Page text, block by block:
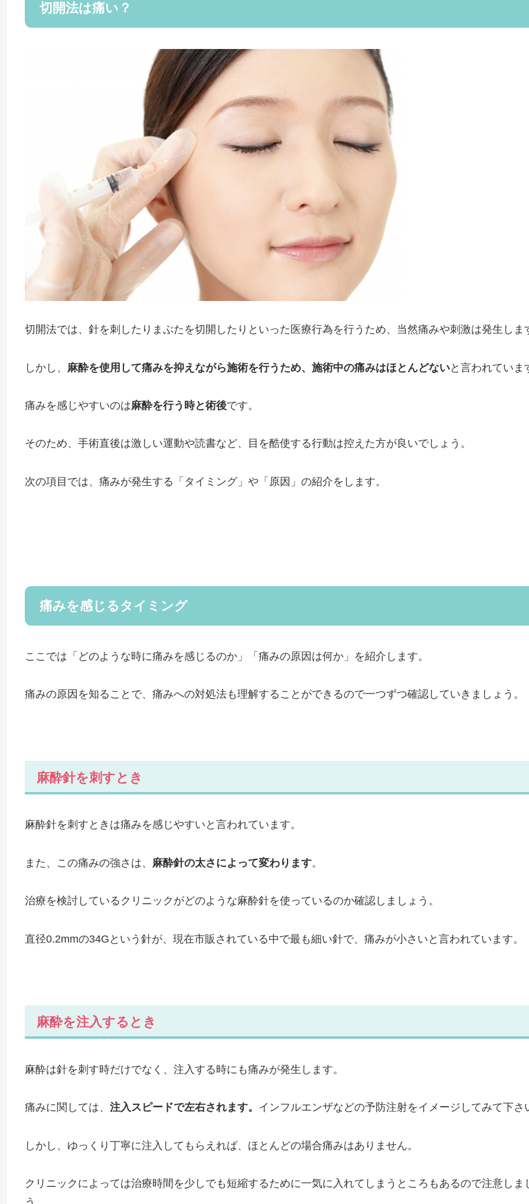
切開法は痛い？
切開法では、針を刺したりまぶたを切開したりといった医療行為を行うため、当然痛みや刺激は発生しま
しかし 、 麻酔を使用して痛みを抑えながら施術を行うため、施術中の痛みはほとんどないと言われていま
痛みを感じやすいのは麻酔を行う時と術後です。
そのため、手術直後は激しい運動や読書など、目を酷使する行動は控えた方が良いでしょう。
次の項目では、 痛みが発生する「タイミング」や「原因」の紹介をします。
痛みを感じるタイミング
ここでは「どのような時に痛みを感じるのか」「痛みの原因は何か」を紹介します。
痛みの原因を知ることで、痛みへの対処法も理解することができるので一つずつ確認していきましょう。
麻酔針を刺すとき
麻酔針を刺すときは痛みを感じやすいと言われています。
また、この痛みの強さは、 麻酔針の太さによって変わります。
治療を検討しているクリニックがどのような麻酔針を使っているのか確認しましょう。
直径0.2mmの34Gという針が、現在市販されている中で最も細い針で、痛みが小さいと言われています。
麻酔を注入するとき
麻酔は針を刺す時だけでなく、注入する時にも痛みが発生します。
痛みに関しては、 注入スピードで左右されます。 インフルエンザなどの予防注射をイメージしてみて下さ
しかし、ゆっくり丁寧に注入してもらえれば、ほとんどの場合痛みはありません。
クリニックによっては治療時間を少しでも短縮するために一気に入れてしまうところもあるので注意しま